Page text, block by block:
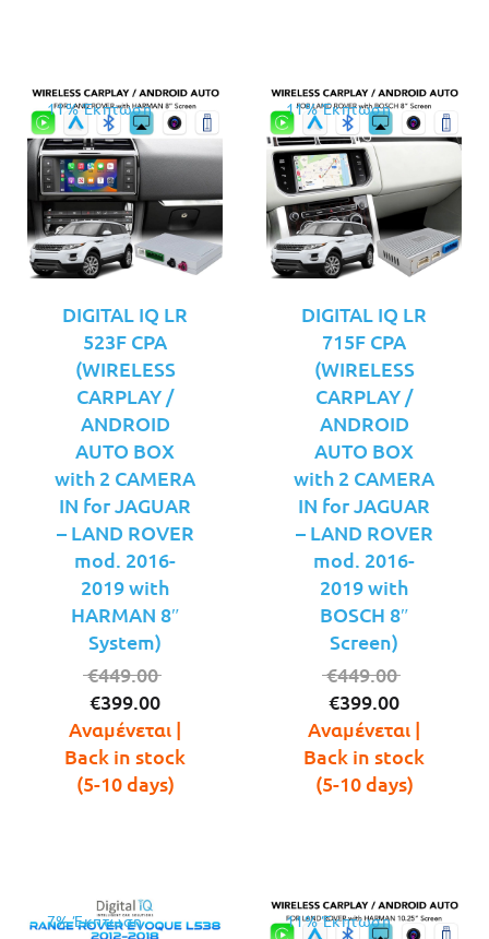
11% Έκπτωση
DIGITAL IQ LR
523F CPA
(WIRELESS
CARPLAY /
ANDROID
AUTO BOX
with 2 CAMERA
IN for JAGUAR
– LAND ROVER
mod. 2016-
2019 with
HARMAN 8″
System)
€449.00
was:
€449.00.
€399.00
τρέχουσα
τιμή
είναι:
Αναμένεται |
Back in stock
(5-10 days)
11% Έκπτωση
DIGITAL IQ LR
715F CPA
(WIRELESS
CARPLAY /
ANDROID
AUTO BOX
with 2 CAMERA
IN for JAGUAR
– LAND ROVER
mod. 2016-
2019 with
BOSCH 8″
Screen)
€449.00
was:
€449.00.
€399.00
τρέχουσα
τιμή
είναι:
Αναμένεται |
Back in stock
(5-10 days)
7% Έκπτωση 11% Έκπτωση